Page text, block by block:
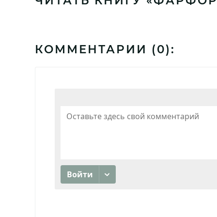
КОММЕНТАРИИ (0):